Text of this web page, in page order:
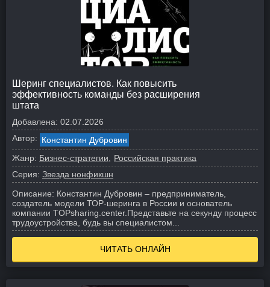
Шеринг специалистов. Как повысить
эффективность команды без расширения
штата
Добавлена: 02.07.2026
Автор: Константин Дубровин
Жанр: Бизнес-стратегии
Российская практика
Серия: Звезда нонфикшн
Описание: Константин Дубровин – предприниматель,
создатель модели ТОР-шеринга в России и основатель
компании TOPsharing.center. Представьте на секунду процесс
трудоустройства, будь вы специалистом...
ЧИТАТЬ ОНЛАЙН